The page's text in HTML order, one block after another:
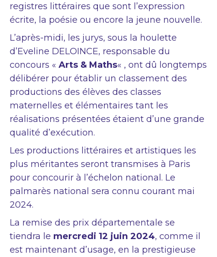
registres littéraires que sont l’expression
écrite, la poésie ou encore la jeune nouvelle.
L’après-midi, les jurys, sous la houlette
d’Eveline DELOINCE, responsable du
concours « Arts & Maths« , ont dû longtemps
délibérer pour établir un classement des
productions des élèves des classes
maternelles et élémentaires tant les
réalisations présentées étaient d’une grande
qualité d’exécution.
Les productions littéraires et artistiques les
plus méritantes seront transmises à Paris
pour concourir à l’échelon national. Le
palmarès national sera connu courant mai
2024.
La remise des prix départementale se
tiendra le mercredi 12 juin 2024, comme il
est maintenant d’usage, en la prestigieuse